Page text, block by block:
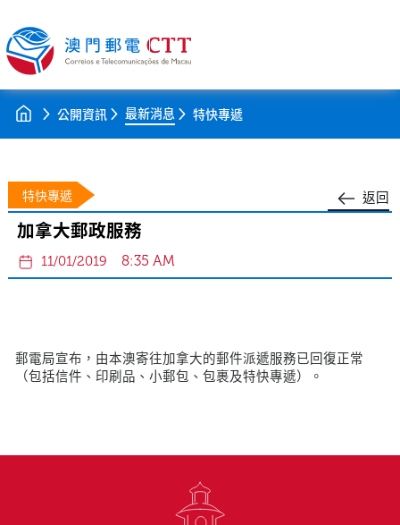
公開資訊 最新消息 特快專遞
返回
特快專遞
加拿大郵政服務
11/01/2019 8:35 AM
郵電局宣布，由本澳寄往加拿大的郵件派遞服務已回復正常
（包括信件、印刷品、小郵包、包裹及特快專遞）。